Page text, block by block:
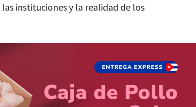
instituciones y la realidad de los